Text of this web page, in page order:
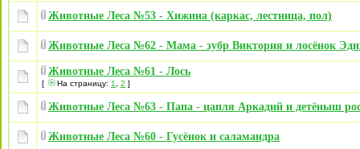
Животные Леса №53 - Хижина (каркас, лестница, пол)
Животные Леса №62 - Мама - зубр Виктория и лосёнок
Животные Леса №61 - Лось
[ На страницу: 1 2 ]
Животные Леса №63 - Папа - цапля Аркадий и детёныш
Животные Леса №60 - Гусёнок и саламандра